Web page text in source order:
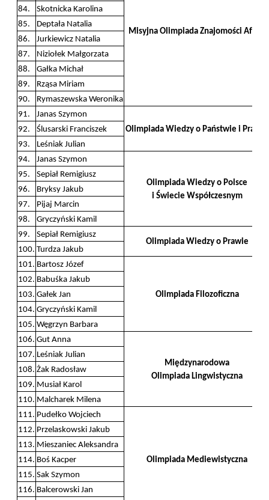
Misyjna Olimpiada Znajomości Afryki
84.
Skotnicka Karolina
85.
Deptała Natalia
86.
Jurkiewicz Natalia
87.
Niziołek Małgorzata
88.
Gałka Michał
89.
Rząsa Miriam
90.
Rymaszewska Weronika
91.
Janas Szymon
Olimpiada Wiedzy o Państwie i Prawie
92.
Ślusarski Franciszek
93.
Leśniak Julian
94.
Janas Szymon
Olimpiada Wiedzy o Polsce
i Świecie Współczesnym
95.
Sepiał Remigiusz
96.
Bryksy Jakub
97.
Pijaj Marcin
98.
Gryczyński Kamil
99.
Sepiał Remigiusz
Olimpiada Wiedzy o Prawie
100. Turdza Jakub
101. Bartosz Józef
Olimpiada Filozoficzna
102. Babuśka Jakub
103. Gałek Jan
104. Gryczyński Kamil
105. Węgrzyn Barbara
106. Gut Anna
Międzynarodowa
Olimpiada Lingwistyczna
107. Leśniak Julian
108. Żak Radosław
109. Musiał Karol
110. Malcharek Milena
111. Pudełko Wojciech
Olimpiada Mediewistyczna
112. Przelaskowski Jakub
113. Mieszaniec Aleksandra
114. Boś Kacper
115. Sak Szymon
116. Balcerowski Jan